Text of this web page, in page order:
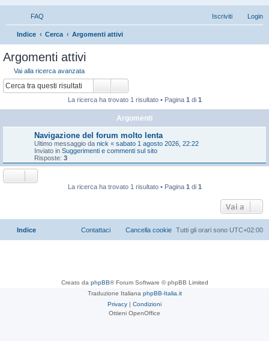
FAQ Login
Iscriviti
Indice Cerca Argomenti attivi
Argomenti attivi
Vai alla ricerca avanzata
La ricerca ha trovato 1 risultato • Pagina 1 di 1
Argomenti
Navigazione del forum molto lenta
Ultimo messaggio da nick « sabato 1 agosto 2026, 22:22
Inviato in Suggerimenti e commenti sul sito
Risposte: 3
La ricerca ha trovato 1 risultato • Pagina 1 di 1
Vai a
Indice Tutti gli orari sono UTC+02:00
Cancella cookie
Contattaci
Creato da phpBB® Forum Software © phpBB Limited
Traduzione Italiana phpBB-Italia.it
Privacy | Condizioni
Ottieni OpenOffice